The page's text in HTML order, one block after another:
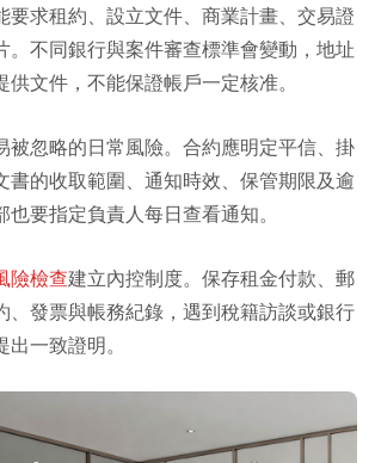
要求租約、設立文件、商業計畫、交易證
。不同銀行與案件審查標準會變動，地址
文件，不能保證帳戶一定核准。
被忽略的日常風險。合約應明定平信、掛
書的收取範圍、通知時效、保管期限及逾
要指定負責人每日查看通知。
險檢查建立內控制度。保存租金付款、郵
、發票與帳務紀錄，遇到稅籍訪談或銀行
一致證明。